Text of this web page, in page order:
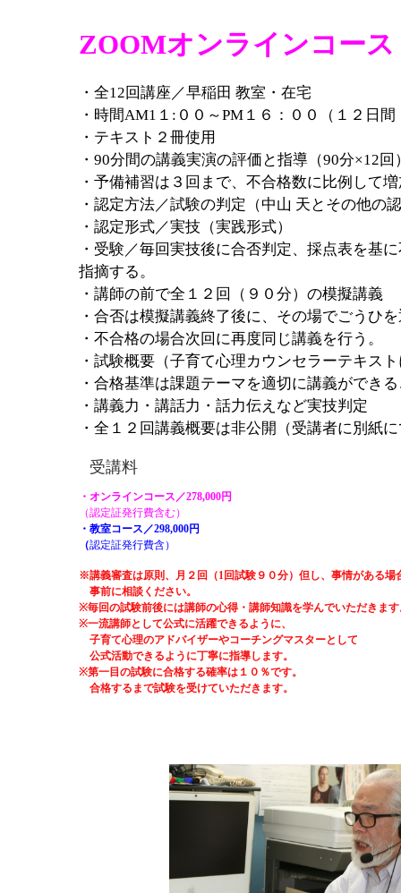
ZOOMオンラインコース
・全12回講座／早稲田 教室・在宅
・時間AM1１:００～PM１６：００（１２日
・テキスト２冊使用
・90分間の講義実演の評価と指導（90分×12回
・予備補習は３回まで、不合格数に比例して
・認定方法／試験の判定（中山 天とその他の
・認定形式／実技（実践形式）
・受験／毎回実技後に合否判定、採点表を基
指摘する。
・講師の前で全１２回（９０分）の模擬講義
・合否は模擬講義終了後に、その場でごうひ
・不合格の場合次回に再度同じ講義を行う。
・試験概要（子育て心理カウンセラーテキス
・合格基準は課題テーマを適切に講義ができ
・講義力・講話力・話力伝えなど実技判定
・全１２回講義概要は非公開（受講者に別紙
受講料
・オンラインコース／278,000円
（認定証発行費含む）
・教室コース／298,000円
（認定証発行費含）
※講義審査は原則、月２回（1回試験９０分）但し、事情がある場
事前に相談ください。
※毎回の試験前後には講師の心得・講師知識を学んでいただきます
※一流講師として公式に活躍できるように、
子育て心理のアドバイザーやコーチングマスターとして
公式活動できるように丁寧に指導します。
※第一目の試験に合格する確率は１０％です。
合格するまで試験を受けていただきます。